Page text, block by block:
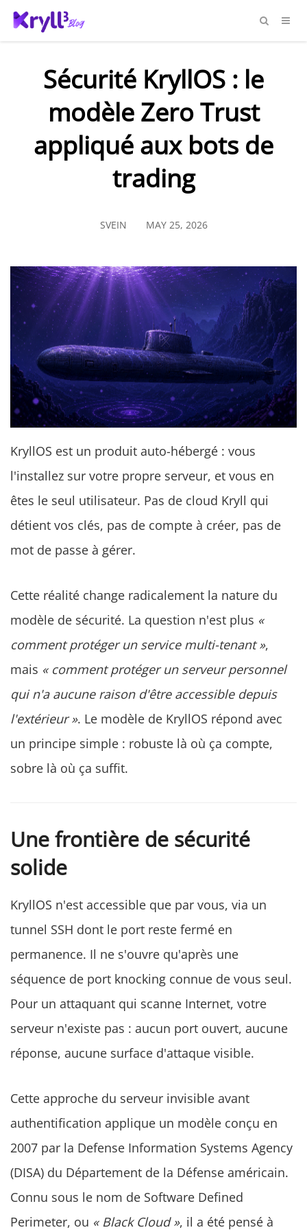
Sécurité KryllOS : le
modèle Zero Trust
appliqué aux bots de
trading
SVEIN MAY 25, 2026
KryllOS est un produit auto-hébergé : vous
l'installez sur votre propre serveur, et vous en
êtes le seul utilisateur. Pas de cloud Kryll qui
détient vos clés, pas de compte à créer, pas de
mot de passe à gérer.
Cette réalité change radicalement la nature du
modèle de sécurité. La question n'est plus «
comment protéger un service multi-tenant »,
mais « comment protéger un serveur personnel
qui n'a aucune raison d'être accessible depuis
l'extérieur ». Le modèle de KryllOS répond avec
un principe simple : robuste là où ça compte,
sobre là où ça suffit.
Une frontière de sécurité
solide
KryllOS n'est accessible que par vous, via un
tunnel SSH dont le port reste fermé en
permanence. Il ne s'ouvre qu'après une
séquence de port knocking connue de vous seul.
Pour un attaquant qui scanne Internet, votre
serveur n'existe pas : aucun port ouvert, aucune
réponse, aucune surface d'attaque visible.
Cette approche du serveur invisible avant
authentification applique un modèle conçu en
2007 par la Defense Information Systems Agency
(DISA) du Département de la Défense américain.
Connu sous le nom de Software Defined
Perimeter, ou « Black Cloud », il a été pensé à